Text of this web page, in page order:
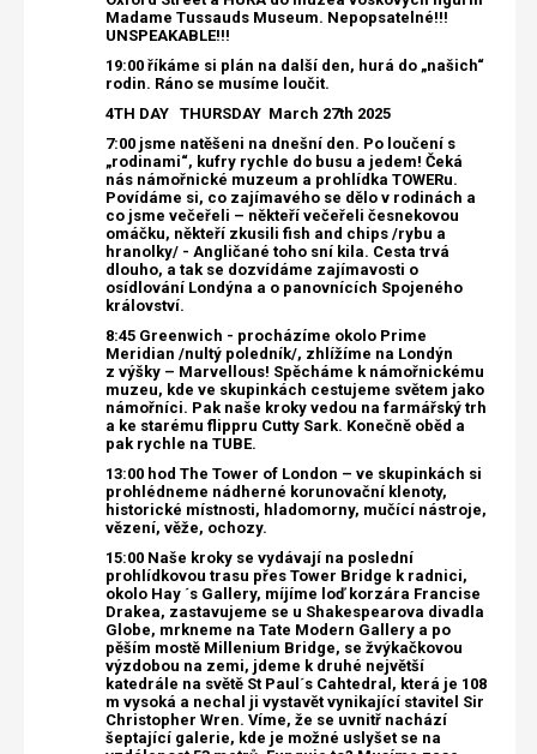
Madame Tussauds Museum. Nepopsatelné!!!
UNSPEAKABLE!!!
19:00 říkáme si plán na další den, hurá do „našich“
rodin. Ráno se musíme loučit.
4TH DAY THURSDAY March 27th 2025
7:00 jsme natěšeni na dnešní den. Po loučení s
„rodinami“, kufry rychle do busu a jedem! Čeká
nás námořnické muzeum a prohlídka TOWERu.
Povídáme si, co zajímavého se dělo v rodinách a
co jsme večeřeli – někteří večeřeli česnekovou
omáčku, někteří zkusili fish and chips /rybu a
hranolky/ - Angličané toho sní kila. Cesta trvá
dlouho, a tak se dozvídáme zajímavosti o
osídlování Londýna a o panovnících Spojeného
království.
8:45 Greenwich - procházíme okolo Prime
Meridian /nultý poledník/, zhlížíme na Londýn
z výšky – Marvellous! Spěcháme k námořnickému
muzeu, kde ve skupinkách cestujeme světem jako
námořníci. Pak naše kroky vedou na farmářský trh
a ke starému flippru Cutty Sark. Konečně oběd a
pak rychle na TUBE.
13:00 hod The Tower of London – ve skupinkách si
prohlédneme nádherné korunovační klenoty,
historické místnosti, hladomorny, mučící nástroje,
vězení, věže, ochozy.
15:00 Naše kroky se vydávají na poslední
prohlídkovou trasu přes Tower Bridge k radnici,
okolo Hay ´s Gallery, míjíme loď korzára Francise
Drakea, zastavujeme se u Shakespearova divadla
Globe, mrkneme na Tate Modern Gallery a po
pěším mostě Millenium Bridge, se žvýkačkovou
výzdobou na zemi, jdeme k druhé největší
katedrále na světě St Paul´s Cahtedral, která je 108
m vysoká a nechal ji vystavět vynikající stavitel Sir
Christopher Wren. Víme, že se uvnitř nachází
šeptající galerie, kde je možné uslyšet se na